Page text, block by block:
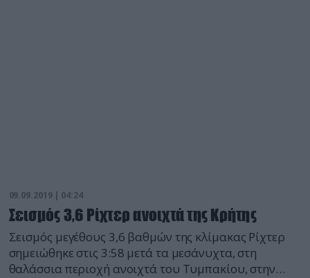
09.09.2019 | 04:24
Σεισμός 3,6 Ρίχτερ ανοιχτά της Κρήτης
Σεισμός μεγέθους 3,6 βαθμών της κλίμακας Ρίχτερ
σημειώθηκε στις 3:58 μετά τα μεσάνυχτα, στη
θαλάσσια περιοχή ανοιχτά του Τυμπακίου, στην